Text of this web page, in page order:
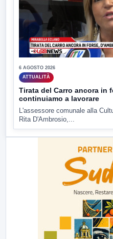
6 AGOSTO 2026
ATTUALITÀ
Tirata del Carro ancora in
continuiamo a lavorare
L'assessore comunale alla
Rita D'Ambrosio,...